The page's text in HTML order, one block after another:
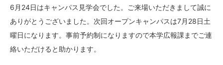
6月24日はキャンパス見学会でした。ご来場いただきまして誠に
ありがとうございました。次回オープンキャンパスは7月28日土
曜日になります。事前予約制になりますので本学広報課までご連
絡いただけると助かります。